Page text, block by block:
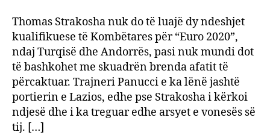
Thomas Strakosha nuk do të luajë dy ndeshjet
kualifikuese të Kombëtares për “Euro 2020”,
ndaj Turqisë dhe Andorrës, pasi nuk mundi dot
të bashkohet me skuadrën brenda afatit të
përcaktuar. Trajneri Panucci e ka lënë jashtë
portierin e Lazios, edhe pse Strakosha i kërkoi
ndjesë dhe i ka treguar edhe arsyet e vonesës së
tij. […]